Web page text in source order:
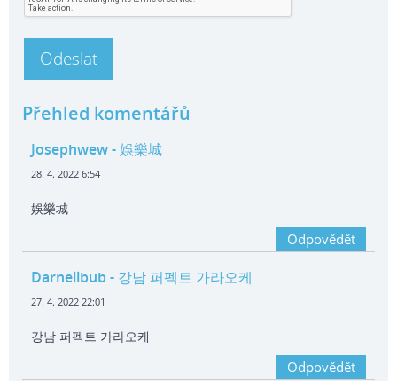
Přehled komentářů
Josephwew- 娛樂城
28. 4. 2022 6:54
娛樂城
Odpovědět
Darnellbub - 강남 퍼펙트 가라오케
27. 4. 2022 22:01
강남 퍼펙트 가라오케
Odpovědět